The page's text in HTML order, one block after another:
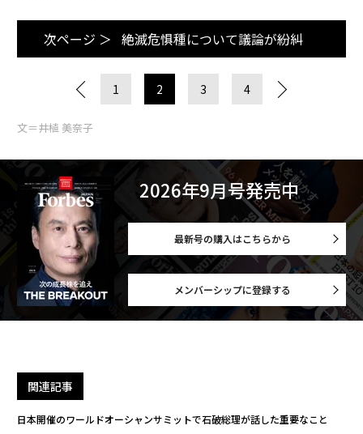
次ページ ＞ 絶滅危惧種について議論が紛糾
1 2 3 4
文＝井植 美奈子
2026年9月号発売中
最新号の購入はこちらから
メンバーシップに登録する
関連記事
日本開催のワールドオーシャンサミットで石破総理が話した重要なこと